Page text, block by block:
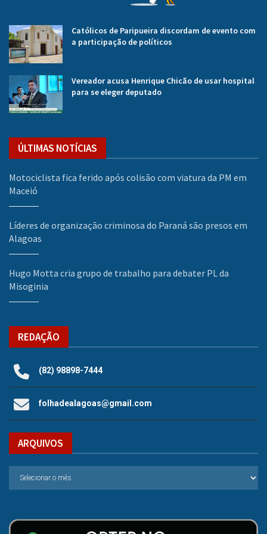
Católicos de Paripueira discordam de evento com
a participação de políticos
Vereador acusa Henrique Chicão de usar hospital
para se eleger deputado
ÚLTIMAS NOTÍCIAS
Motociclista fica ferido após colisão com viatura da PM em
Maceió
Líderes de organização criminosa do Paraná são presos em
Alagoas
Hugo Motta cria grupo de trabalho para debater PL da
Misoginia
REDAÇÃO
(82) 98898-7444
folhadealagoas@gmail.com
ARQUIVOS